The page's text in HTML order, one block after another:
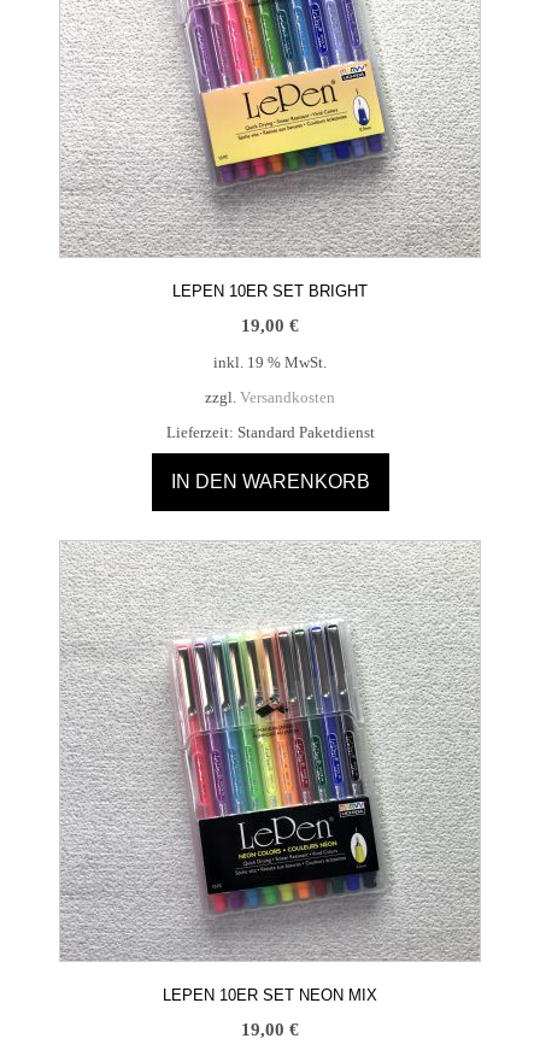
LEPEN 10ER SET BRIGHT
19,00 €
inkl. 19 % MwSt.
zzgl. Versandkosten
Lieferzeit: Standard Paketdienst
IN DEN WARENKORB
LEPEN 10ER SET NEON MIX
19,00 €